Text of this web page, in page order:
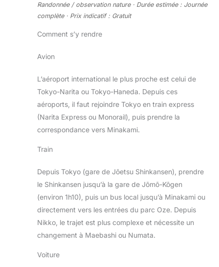
Randonnée / observation nature · Durée estimée : Journée
complète · Prix indicatif : Gratuit
Comment s’y rendre
Avion
L’aéroport international le plus proche est celui de
Tokyo-Narita ou Tokyo-Haneda. Depuis ces
aéroports, il faut rejoindre Tokyo en train express
(Narita Express ou Monorail), puis prendre la
correspondance vers Minakami.
Train
Depuis Tokyo (gare de Jōetsu Shinkansen), prendre
le Shinkansen jusqu’à la gare de Jōmō-Kōgen
(environ 1h10), puis un bus local jusqu’à Minakami ou
directement vers les entrées du parc Oze. Depuis
Nikko, le trajet est plus complexe et nécessite un
changement à Maebashi ou Numata.
Voiture